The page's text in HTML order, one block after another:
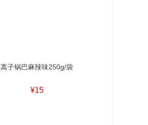
蒿子锅巴麻辣味250g/袋
¥15